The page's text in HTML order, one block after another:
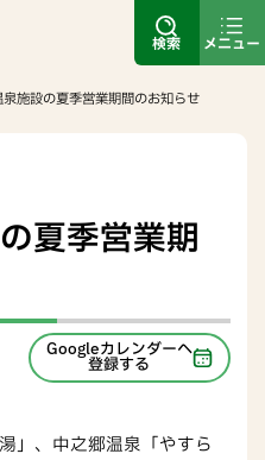
検索 メニュー
施設の夏季営業期間のお知らせ
夏季営業期
Googleカレンダーへ
登録する
」、中之郷温泉「やすら